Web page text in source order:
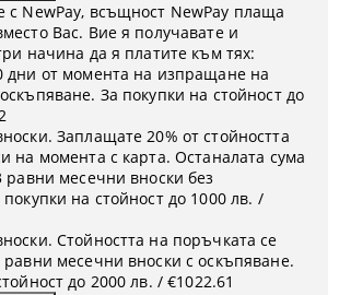
с NewPay, всъщност NewPay плаща
Вас. Вие я получавате и
начина да я платите към тях:
дни от момента на изпращане на
За покупки на стойност до
Заплащате 20% от стойността
на момента с карта. Останалата сума
равни месечни вноски без
на стойност до 1000 лв. /
Стойността на поръчката се
месечни вноски с оскъпяване.
до 2000 лв. / €1022.61